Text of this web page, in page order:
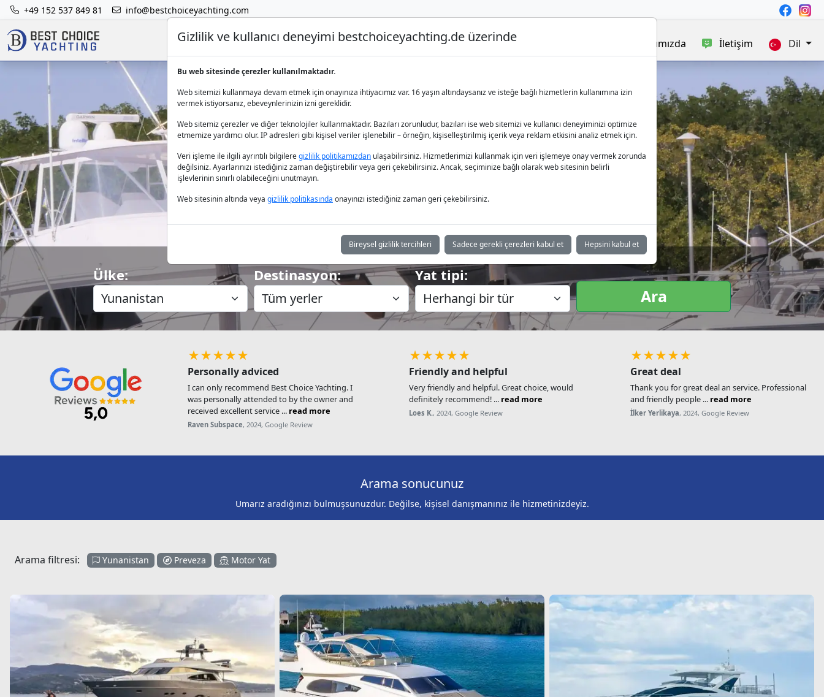
+49 152 537 849 81 info@bestchoiceyachting.com
Lüks Yat Charter Yat Kiralama Hakkımızda İletişim Dil
Preveza Motor Yat Kiralama
Ülke: Destinasyon: Yat tipi:
Ara
★★★★★
Personally adviced
I can only recommend Best Choice Yachting. I
was personally attended to by the owner and
received excellent service ... read more
Raven Subspace, 2024, Google Review
★★★★★
Friendly and helpful
Very friendly and helpful. Great choice, would
definitely recommend! ... read more
Loes K., 2024, Google Review
★★★★★
Great deal
Thank you for great deal an service. Professional
and friendly people ... read more
İlker Yerlikaya, 2024, Google Review
Arama sonucunuz
Umarız aradığınızı bulmuşsunuzdur. Değilse, kişisel danışmanınız ile hizmetinizdeyiz.
Arama filtresi: Yunanistan Preveza Motor Yat
Gizlilik ve kullanıcı deneyimi bestchoiceyachting.de üzerinde
Bu web sitesinde çerezler kullanılmaktadır.
Web sitemizi kullanmaya devam etmek için onayınıza ihtiyacımız var. 16 yaşın altındaysanız ve isteğe bağlı hizmetlerin kullanımına izin
vermek istiyorsanız, ebeveynlerinizin izni gereklidir.
Web sitemiz çerezler ve diğer teknolojiler kullanmaktadır. Bazıları zorunludur, bazıları ise web sitemizi ve kullanıcı deneyiminizi optimize
etmemize yardımcı olur. IP adresleri gibi kişisel veriler işlenebilir – örneğin, kişiselleştirilmiş içerik veya reklam etkisini analiz etmek için.
Veri işleme ile ilgili ayrıntılı bilgileregizlilik politikamızdan ulaşabilirsiniz. Hizmetlerimizi kullanmak için veri işlemeye onay vermek zorunda
değilsiniz. Ayarlarınızı istediğiniz zaman değiştirebilir veya geri çekebilirsiniz. Ancak, seçiminize bağlı olarak web sitesinin belirli
işlevlerinin sınırlı olabileceğini unutmayın.
Web sitesinin altında veya gizlilik politikasında onayınızı istediğiniz zaman geri çekebilirsiniz.
Bireysel gizlilik tercihleri Sadece gerekli çerezleri kabul et Hepsini kabul et